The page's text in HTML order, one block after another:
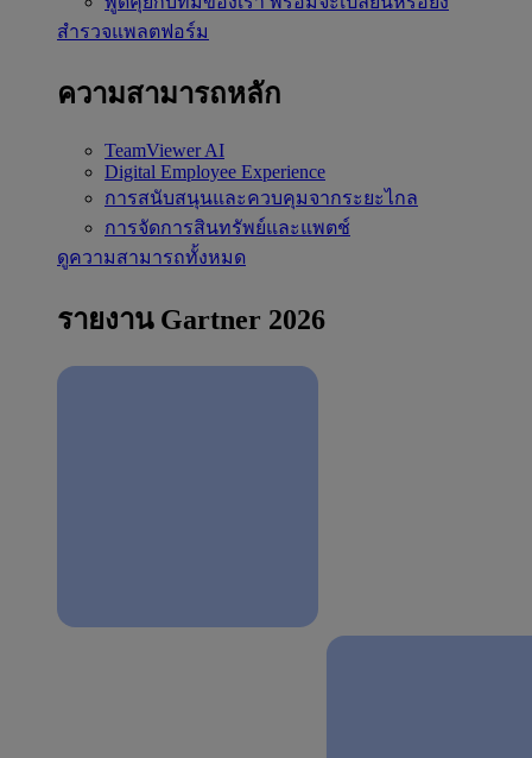
สำรวจแพลตฟอร์ม
ความสามารถหลัก
TeamViewer AI
Digital Employee Experience
การสนับสนุนและควบคุมจากระยะไกล
การจัดการสินทรัพย์และแพตช์
ดูความสามารถทั้งหมด
รายงาน Gartner 2026